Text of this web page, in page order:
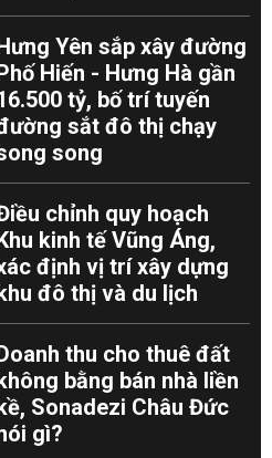
Yên sắp xây đường
Hiến - Hưng Hà gần
tỷ, bố trí tuyến
sắt đô thị chạy
song
chỉnh quy hoạch
kinh tế Vũng Áng,
định vị trí xây dựng
đô thị và du lịch
thu cho thuê đất
bằng bán nhà liền
Sonadezi Châu Đức
gì?